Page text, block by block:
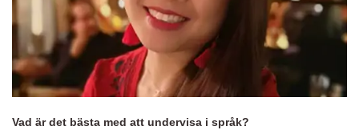
Vad är det bästa med att undervisa i språk?